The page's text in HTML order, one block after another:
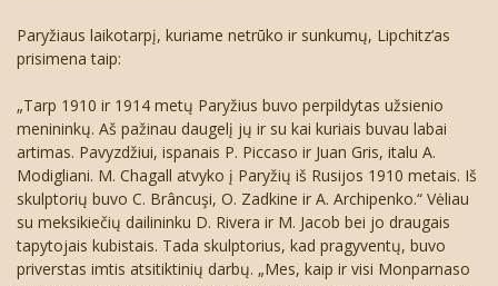
Druskininkų įstaigų fotoalbumai
kolekcija
Sudėtinga dėlionė
Suvenyrai
Struktūros schema
Vadovas
Vadovų susitikimai
Darbuotojų kontaktai
Teisinė informacija
Teisės aktai
Teisės aktų pažeidimai
Muziejaus dokumentai
Nuostatai
Profesinės veiklos ir elgesio taisyklės
Paryžiaus laikotarpį, kuriame netrūko ir sunkumų, Lipchitz‘as
prisimena taip:
„Tarp 1910 ir 1914 metų Paryžius buvo perpildytas užsienio
menininkų. Aš pažinau daugelį jų ir su kai kuriais buvau labai
artimas. Pavyzdžiui, ispanais P. Piccaso ir Juan Gris, italu A.
Modigliani. M. Chagall atvyko į Paryžių iš Rusijos 1910 metais. Iš
skulptorių buvo C. Brâncuşi, O. Zadkine ir A. Archipenko.“ Vėliau
su meksikiečių dailininku D. Rivera ir M. Jacob bei jo draugais
tapytojais kubistais. Tada skulptorius, kad pragyventų, buvo
priverstas imtis atsitiktinių darbų. „Mes, kaip ir visi Monparnaso